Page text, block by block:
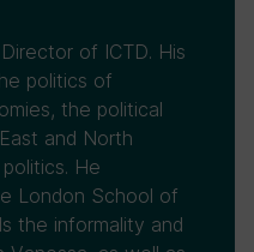
of ICTD. His
politics of
the political
and North
He
London School of
the informality and